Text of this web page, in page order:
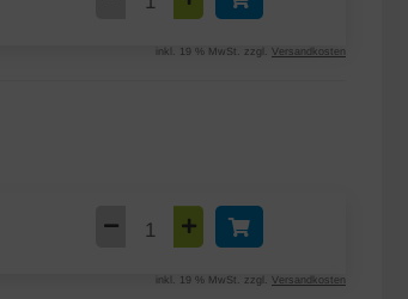
inkl. 19 % MwSt. zzgl. Versandkosten
inkl. 19 % MwSt. zzgl. Versandkosten